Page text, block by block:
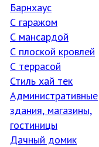
Барнхаус
С гаражом
С мансардой
С плоской кровлей
С террасой
Стиль хай тек
Административные
здания, магазины,
гостиницы
Дачный домик